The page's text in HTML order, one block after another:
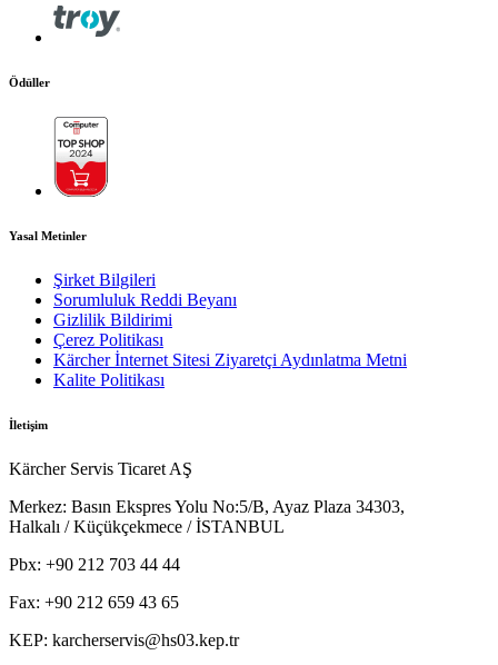
Ödüller
Yasal Metinler
Şirket Bilgileri
Sorumluluk Reddi Beyanı
Gizlilik Bildirimi
Çerez Politikası
Kärcher İnternet Sitesi Ziyaretçi Aydınlatma Metni
Kalite Politikası
İletişim
Kärcher Servis Ticaret AŞ
Merkez: Basın Ekspres Yolu No:5/B, Ayaz Plaza 34303,
Halkalı / Küçükçekmece / İSTANBUL
Pbx: +90 212 703 44 44
Fax: +90 212 659 43 65
KEP: karcherservis@hs03.kep.tr